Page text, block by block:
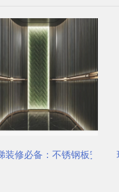
护要点
希电梯资讯平台介绍